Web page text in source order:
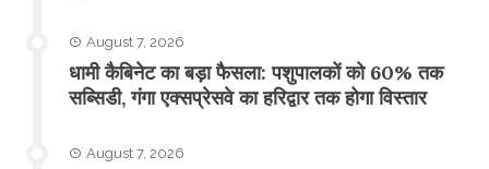
August 7, 2026
​धामी कैबिनेट का बड़ा फैसला: पशुपालकों को 60% तक
सब्सिडी, गंगा एक्सप्रेसवे का हरिद्वार तक होगा विस्तार
August 7, 2026